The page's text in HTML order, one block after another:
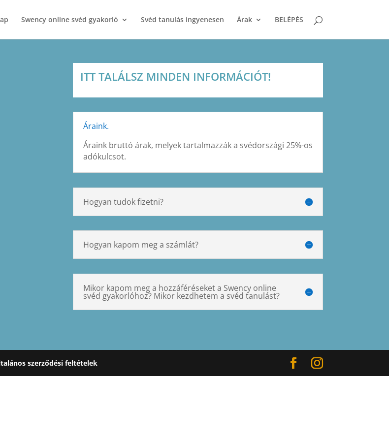
Swency online svéd gyakorló Svéd tanulás ingyenesen Árak BELÉPÉS
ITT TALÁLSZ MINDEN INFORMÁCIÓT!
Áraink.
Áraink bruttó árak, melyek tartalmazzák a svédországi 25%-os
adókulcsot.
Hogyan tudok fizetni?
Hogyan kapom meg a számlát?
Mikor kapom meg a hozzáféréseket a Swency online
svéd gyakorlóhoz? Mikor kezdhetem a svéd tanulást?
szerződési feltételek